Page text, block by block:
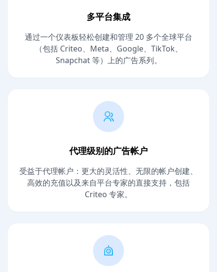
多平台集成
通过一个仪表板轻松创建和管理 20 多个全球平台
（包括 Criteo、Meta、Google、TikTok、
Snapchat 等）上的广告系列。
代理级别的广告帐户
受益于代理帐户：更大的灵活性、无限的帐户创建、
高效的充值以及来自平台专家的直接支持，包括
Criteo 专家。